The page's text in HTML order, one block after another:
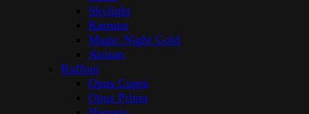
Skylight
Karmen
Magic Night Gold
Atrium
Ruffoni
Opus Cupra
Opus Prima